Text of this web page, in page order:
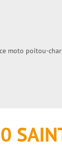
moto poitou-